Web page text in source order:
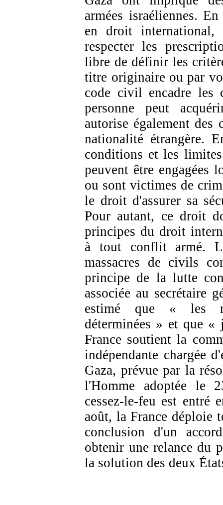
armées israéliennes.
en droit international,
respecter les
libre de définir les
titre originaire ou par
code civil encadre les
personne peut
autorise également des
nationalité étrangère.
conditions et les
peuvent être engagées
ou sont victimes de
le droit d'assurer sa
Pour autant, ce droit
principes du droit
à tout conflit armé.
massacres de civils
principe de la lutte
associée au secrétaire
estimé que « les
déterminées » et que
France soutient la
indépendante chargée
Gaza, prévue par la
l'Homme adoptée le
cessez-le-feu est entré
août, la France déploie
conclusion d'un
obtenir une relance du
la solution des deux